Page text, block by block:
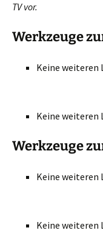
TV vor.
Werkzeuge
Keine weiteren
Keine weiteren
Werkzeuge
Keine weiteren
Keine weiteren